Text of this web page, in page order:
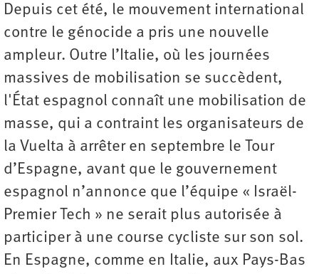
Depuis cet été, le mouvement international
contre le génocide a pris une nouvelle
ampleur. Outre l’Italie, où les journées
massives de mobilisation se succèdent,
l'État espagnol connaît une mobilisation de
masse, qui a contraint les organisateurs de
la Vuelta à arrêter en septembre le Tour
d’Espagne, avant que le gouvernement
espagnol n’annonce que l’équipe « Israël-
Premier Tech » ne serait plus autorisée à
participer à une course cycliste sur son sol.
En Espagne, comme en Italie, aux Pays-Bas